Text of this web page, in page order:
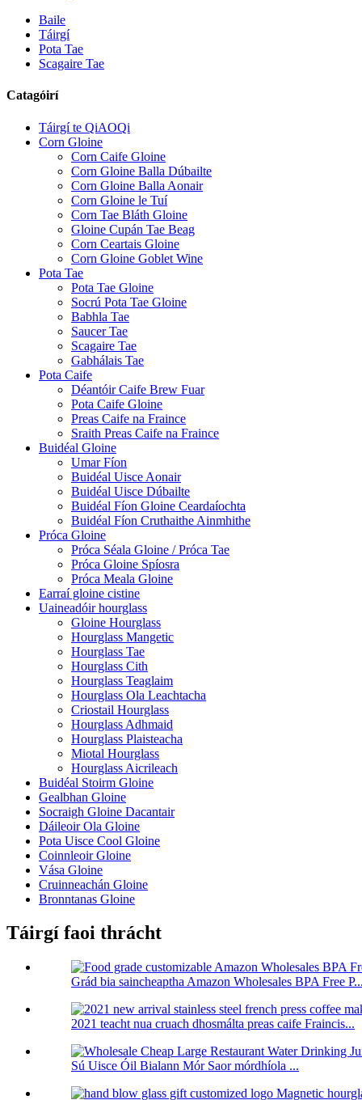
Baile
Táirgí
Pota Tae
Scagaire Tae
Catagóirí
Táirgí te QiAOQi
Corn Gloine
Corn Caife Gloine
Corn Gloine Balla Dúbailte
Corn Gloine Balla Aonair
Corn Gloine le Tuí
Corn Tae Bláth Gloine
Gloine Cupán Tae Beag
Corn Ceartais Gloine
Corn Gloine Goblet Wine
Pota Tae
Pota Tae Gloine
Socrú Pota Tae Gloine
Babhla Tae
Saucer Tae
Scagaire Tae
Gabhálais Tae
Pota Caife
Déantóir Caife Brew Fuar
Pota Caife Gloine
Preas Caife na Fraince
Sraith Preas Caife na Fraince
Buidéal Gloine
Umar Fíon
Buidéal Uisce Aonair
Buidéal Uisce Dúbailte
Buidéal Fíon Gloine Ceardaíochta
Buidéal Fíon Cruthaithe Ainmhithe
Próca Gloine
Próca Séala Gloine / Próca Tae
Próca Gloine Spíosra
Próca Meala Gloine
Earraí gloine cistine
Uaineadóir hourglass
Gloine Hourglass
Hourglass Mangetic
Hourglass Tae
Hourglass Cith
Hourglass Teaglaim
Hourglass Ola Leachtacha
Criostail Hourglass
Hourglass Adhmaid
Hourglass Plaisteacha
Miotal Hourglass
Hourglass Aicrileach
Buidéal Stoirm Gloine
Gealbhan Gloine
Socraigh Gloine Dacantair
Dáileoir Ola Gloine
Pota Uisce Cool Gloine
Coinnleoir Gloine
Vása Gloine
Cruinneachán Gloine
Bronntanas Gloine
Táirgí faoi thrácht
Grád bia saincheaptha Amazon Wholesales BPA Free P...
2021 teacht nua cruach dhosmálta preas caife Fraincis...
Sú Uisce Óil Bialann Mór Saor mórdhíola ...